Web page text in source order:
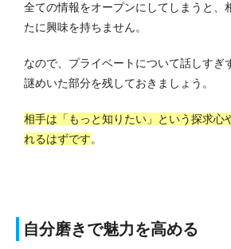
全ての情報をオープンにしてしまうと、
たに興味を持ちません。
なので、プライベートについて話しすぎ
謎めいた部分を残しておきましょう。
相手は「もっと知りたい」という探求心
れるはずです。
自分磨きで魅力を高める